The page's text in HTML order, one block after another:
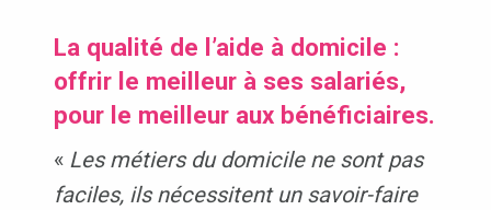
La qualité de l’aide à domicile :
offrir le meilleur à ses salariés,
pour le meilleur aux bénéficiaires.
« Les métiers du domicile ne sont pas
faciles, ils nécessitent un savoir-faire